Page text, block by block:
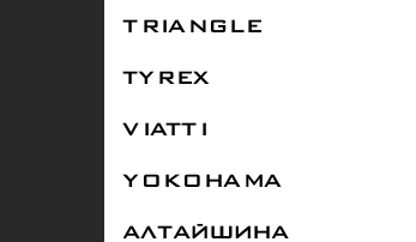
TRIANGLE
TYREX
VIATTI
YOKOHAMA
АЛТАЙШИНА